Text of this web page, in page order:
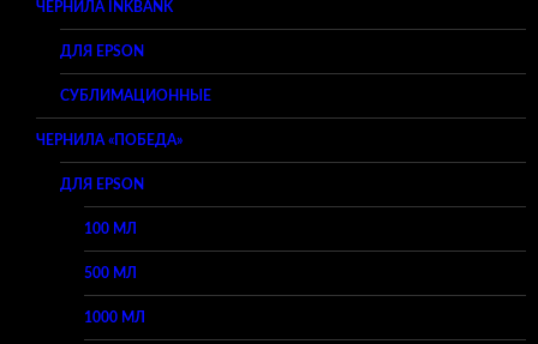
ЧЕРНИЛА INKBANK
ДЛЯ EPSON
СУБЛИМАЦИОННЫЕ
ЧЕРНИЛА «ПОБЕДА»
ДЛЯ EPSON
100 МЛ
500 МЛ
1000 МЛ